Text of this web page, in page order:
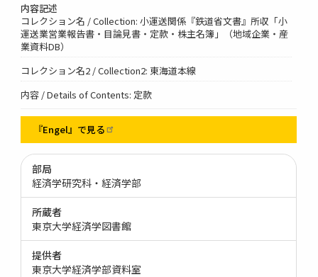
内容記述
コレクション名 / Collection: 小運送関係『鉄道省文書』所収「小
運送業営業報告書・目論見書・定款・株主名簿」（地域企業・産
業資料DB）
コレクション名2 / Collection2: 東海道本線
内容 / Details of Contents: 定款
『Engel』で見る
部局
経済学研究科・経済学部
所蔵者
東京大学経済学図書館
提供者
東京大学経済学部資料室